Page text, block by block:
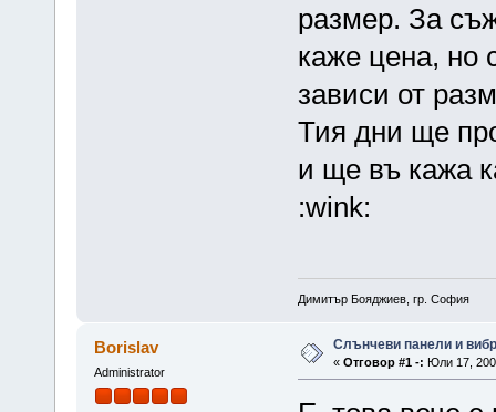
размер. За
каже цена, но
зависи от
Тия дни ще
и ще въ кажа
:wink:
Димитър Бояджиев, гр. София
Borislav
Administrator
Слънчеви панели и
« Отговор #1 -: Юли 17,